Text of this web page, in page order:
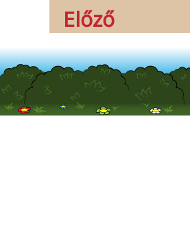
Előző